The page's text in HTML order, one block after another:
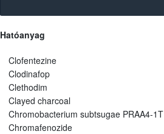
Hatóanyag
Clofentezine
Clodinafop
Clethodim
Clayed charcoal
Chromobacterium subtsugae PRAA4-1T
Chromafenozide